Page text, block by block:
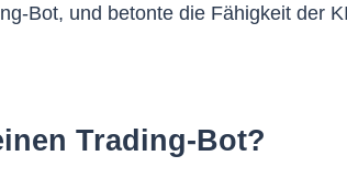
Bot, und betonte die Fähigkeit der
Trading-Bot?